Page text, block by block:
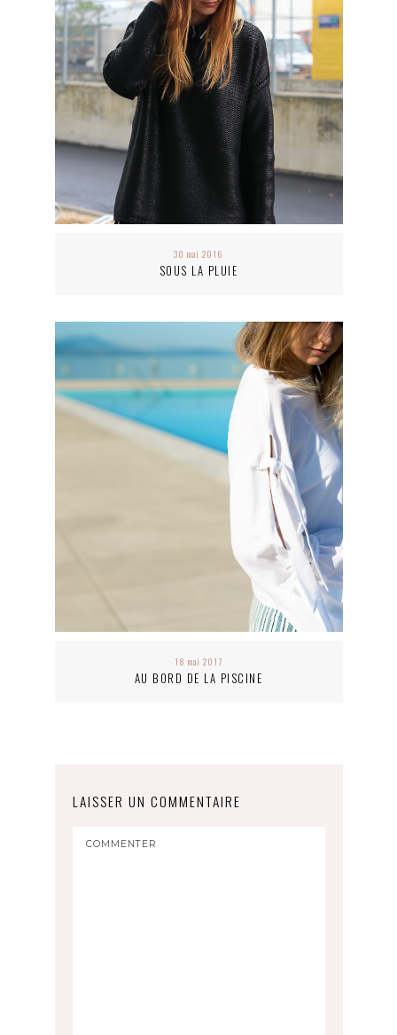
30 mai 2016
SOUS LA PLUIE
18 mai 2017
AU BORD DE LA PISCINE
LAISSER UN COMMENTAIRE